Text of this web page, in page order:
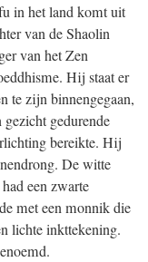
in het land komt uit
van de Shaolin
van het Zen
Hij staat er
te zijn binnengegaan,
gedurende
bereikte. Hij
De witte
een zwarte
met een monnik die
lichte inkttekening.